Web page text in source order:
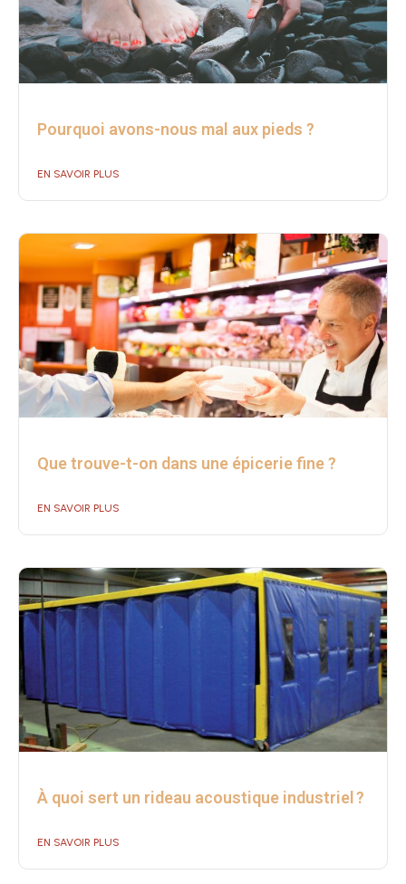
Pourquoi avons-nous mal aux pieds ?
EN SAVOIR PLUS
Que trouve-t-on dans une épicerie fine ?
EN SAVOIR PLUS
À quoi sert un rideau acoustique industriel ?
EN SAVOIR PLUS